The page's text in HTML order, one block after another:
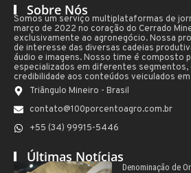
Sobre Nós
Somos um serviço multiplataformas de
março de 2022 no coração do Cerrado
exclusivamente ao agronegócio. Nossa
de interesse das diversas cadeias
áudio e imagens. Nosso time é composto
especializados em diferentes
credibilidade aos conteúdos veiculados
Triângulo Mineiro - Brasil
contato@100porcentoagro.com.br
+55 (34) 99915-5446
Últimas Notícias
Denominação de